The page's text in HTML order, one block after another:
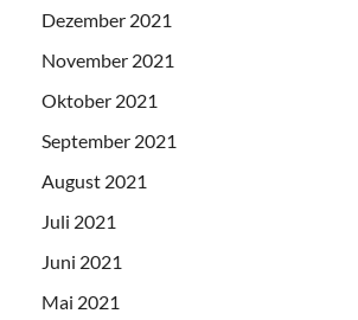
Dezember 2021
November 2021
Oktober 2021
September 2021
August 2021
Juli 2021
Juni 2021
Mai 2021